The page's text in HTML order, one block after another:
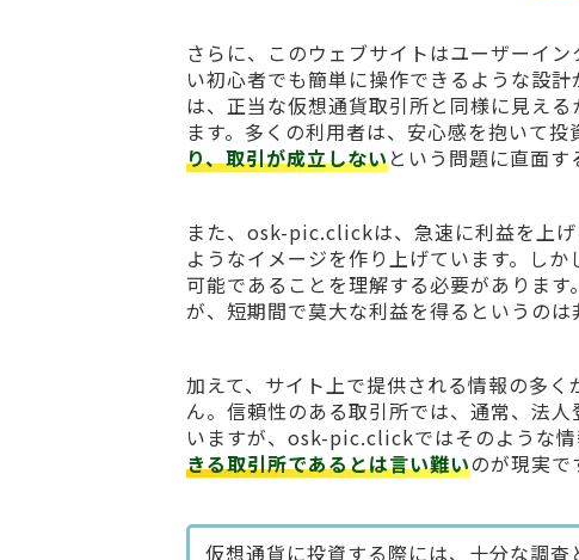
さらに、このウェブサイトはユーザーイ
い初心者でも簡単に操作できるような設
は、正当な仮想通貨取引所と同様に見え
ます。多くの利用者は、安心感を抱いて
り、取引が成立しないという問題に直面す
また、osk-pic.clickは、急速に利益を上
ようなイメージを作り上げています。し
可能であることを理解する必要がありま
が、短期間で莫大な利益を得るというのは
加えて、サイト上で提供される情報の多
ん。信頼性のある取引所では、通常、法
いますが、osk-pic.clickではそのような
きる取引所であるとは言い難いのが現実で
仮想通貨に投資する際には、十分な調